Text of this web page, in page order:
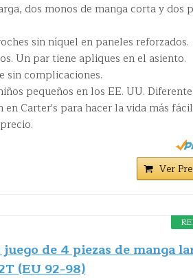
dos monos de manga corta y dos
sin níquel en paneles reforzados.
Un par tiene apliques en el asiento.
sin complicaciones.
pequeños en los EE. UU.
Carter's para hacer la vida más
Ver
de 4 piezas de manga
(EU 92-98)